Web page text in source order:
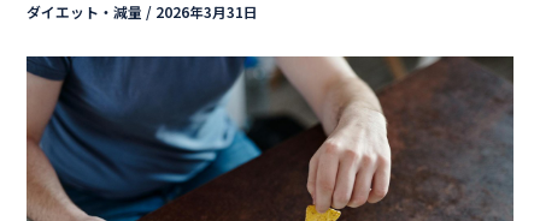
ダイエット・減量 / 2026年3月31日